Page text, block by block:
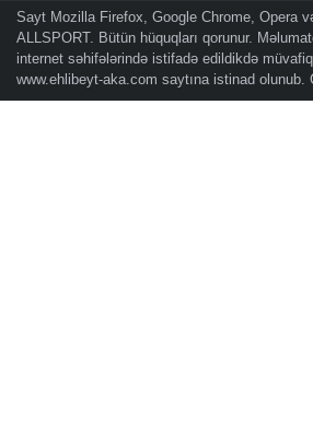
Sayt Mozilla Firefox, Google Chrome, Opera
ALLSPORT. Bütün hüquqları qorunur.
internet səhifələrində istifadə edildikdə
www.ehlibeyt-aka.com saytına istinad olunub.